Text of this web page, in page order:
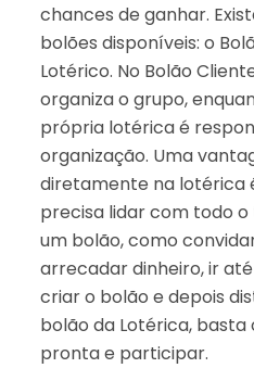
chances de ganhar.
bolões disponíveis: o
Lotérico. No Bolão
organiza o grupo,
própria lotérica é
organização. Uma
diretamente na lotérica
precisa lidar com todo
um bolão, como
arrecadar dinheiro, ir
criar o bolão e depois
bolão da Lotérica,
pronta e participar.